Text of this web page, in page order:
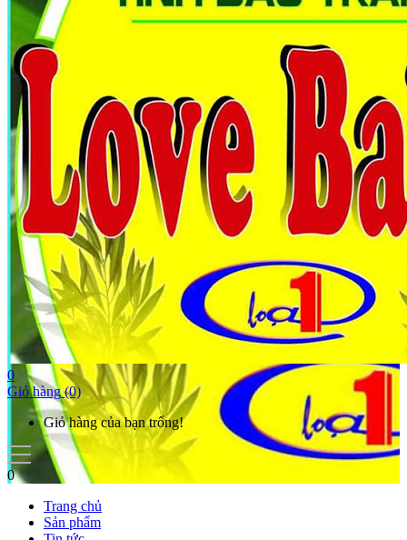
0
Giỏ hàng (0)
Giỏ hàng của bạn trống!
0
Trang chủ
Sản phẩm